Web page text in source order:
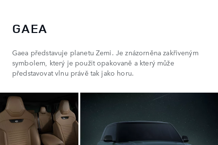
GAEA
Gaea představuje planetu Zemi. Je znázorněna zakřiveným
symbolem, který je použit opakovaně a který může
představovat vlnu právě tak jako horu.